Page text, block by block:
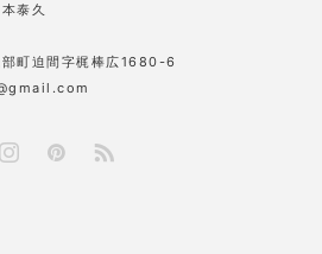
泰久
町迫間字梶棒広1680-6
InstagramPinterest